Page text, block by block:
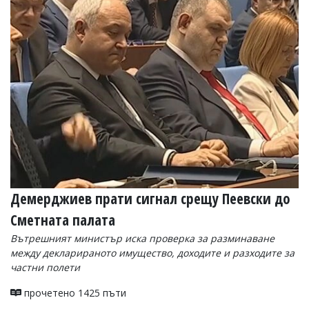
УКРАЙНА
СПОРТ
РАЗСЛЕДВАНЕ
БИЗНЕС
ЮГ
Управители:
Веселин
Василев,
email:
v.vasilev@flagman.bg
Катя
Касабова,
Главен
редактор:
Колев,
email:
office@flagman.bg
Демерджиев прати сигнал срещу Пеевски до
Сметната палата
Вътрешният министър иска проверка за разминаване
между декларираното имущество, доходите и разходите за
частни полети
прочетено 1425 пъти